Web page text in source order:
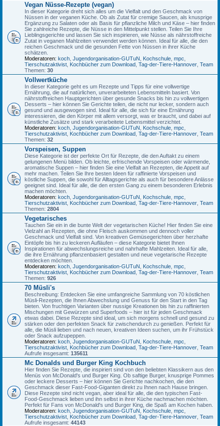
Vegan Nüsse-Rezepte (vegan)
In dieser Kategorie dreht sich alles um die Vielfalt und den Geschmack von
Nüssen in der veganen Küche. Ob als Zutat für cremige Saucen, als knusprige
Ergänzung zu Salaten oder als Basis für pflanzliche Milch und Käse – hier finden
Sie zahlreiche Rezepte, die Nüsse in den Mittelpunkt stellen. Teilen Sie Ihre
Lieblingsgerichte und lassen Sie sich inspirieren, wie Nüsse als nährstoffreiche
Zutat in veganen Mahlzeiten verwendet werden können. Ideal für alle, die den
reichen Geschmack und die gesunden Fette von Nüssen in ihrer Küche
schätzen.
Moderatoren: koch Jugendorganisation-GUTuN Kochschule mpc
Tierschutzaktivist Kochbücher zum Download Tag-der-Tiere-Hannover Team
Themen: 30
Vollwertküche
In dieser Kategorie geht es um Rezepte und Tipps für eine vollwertige
Ernährung, die auf natürlichen, unverarbeiteten Lebensmitteln basiert. Von
nährstoffreichen Hauptgerichten über gesunde Snacks bis hin zu vollwertigen
Desserts – hier können Sie Gerichte teilen, die nicht nur lecker, sondern auch
gesund und ausgewogen sind. Ideal für alle, die sich für eine Ernährung
interessieren, die den Körper mit allem versorgt, was er braucht, und dabei auf
künstliche Zusätze und stark verarbeitete Lebensmittel verzichtet.
Moderatoren: koch Jugendorganisation-GUTuN Kochschule mpc
Tierschutzaktivist Kochbücher zum Download Tag-der-Tiere-Hannover Team
Themen: 32
Vorspeisen, Suppen
Diese Kategorie ist der perfekte Ort für Rezepte, die den Auftakt zu einem
gelungenen Menü bilden. Ob leichte, erfrischende Vorspeisen oder wärmende,
aromatische Suppen – hier finden Sie eine Vielfalt an Rezepten, die Appetit auf
mehr machen. Teilen Sie Ihre besten Ideen für raffinierte Vorspeisen und
köstliche Suppen, die sowohl für Alltagsgerichte als auch für besondere Anlässe
geeignet sind. Ideal für alle, die den ersten Gang zu einem besonderen Erlebnis
machen möchten.
Moderatoren: koch Jugendorganisation-GUTuN Kochschule mpc
Tierschutzaktivist Kochbücher zum Download Tag-der-Tiere-Hannover Team
Themen: 2804
Vegetarisches
Tauchen Sie ein in die bunte Welt der vegetarischen Küche! Hier finden Sie eine
Vielzahl an Rezepten, die ohne Fleisch auskommen und dennoch voller
Geschmack und Vielfalt sind. Von kreativen Gemüsegerichten über herzhafte
Eintöpfe bis hin zu leckeren Aufläufen – diese Kategorie bietet Ihnen
Inspirationen für abwechslungsreiche und nahrhafte Mahlzeiten. Ideal für alle,
die ihre Ernährung pflanzenbasiert gestalten und neue vegetarische Rezepte
entdecken möchten.
Moderatoren: koch Jugendorganisation-GUTuN Kochschule mpc
Tierschutzaktivist Kochbücher zum Download Tag-der-Tiere-Hannover Team
Themen: 926
70 Müsli's
Beschreibung: Entdecken Sie eine umfangreiche Sammlung von 70 köstlichen
Müsli-Rezepten, die Ihnen Abwechslung und Genuss für den Start in den Tag
bieten. Von fruchtigen Varianten über nussige Kreationen bis hin zu raffinierten
Mischungen mit Gewürzen und Superfoods – hier ist für jeden Geschmack
etwas dabei. Diese Rezepte sind ideal, um sich morgens schnell und gesund zu
stärken oder den perfekten Snack für zwischendurch zu genießen. Perfekt für
alle, die Müsli lieben und nach neuen, kreativen Ideen suchen, um ihr Frühstück
oder Snack aufzupeppen.
Moderatoren: koch Jugendorganisation-GUTuN Kochschule mpc
Tierschutzaktivist Kochbücher zum Download Tag-der-Tiere-Hannover Team
Aufrufe insgesamt: 135611
Mc Donalds und Burger King Kochbuch
Hier finden Sie Rezepte, die inspiriert sind von den beliebten Klassikern aus den
Menüs von McDonald's und Burger King. Ob saftige Burger, knusprige Pommes
oder leckere Desserts – hier können Sie Gerichte nachkochen, die den
Geschmack dieser Fast-Food-Giganten direkt zu Ihnen nach Hause bringen.
Diese Rezepte sind nicht vegan, aber ideal für alle, die den typischen Fast-
Food-Geschmack lieben und ihn selbst in ihrer Küche nachmachen möchten.
Perfekt für Fans von McDonald's und Burger King, die Spaß am Kochen haben.
Moderatoren: koch Jugendorganisation-GUTuN Kochschule mpc
Tierschutzaktivist Kochbücher zum Download Tag-der-Tiere-Hannover Team
Aufrufe insgesamt: 44143